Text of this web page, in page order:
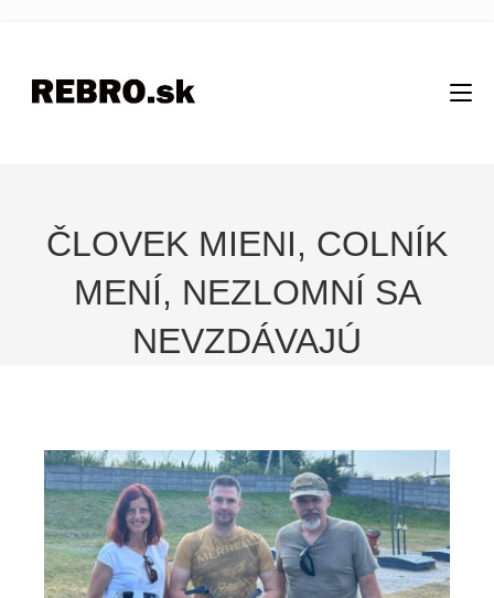
ČLOVEK MIENI, COLNÍK
MENÍ, NEZLOMNÍ SA
NEVZDÁVAJÚ